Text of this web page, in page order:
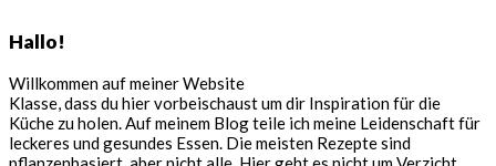
Hallo!
Willkommen auf meiner Website
Klasse, dass du hier vorbeischaust um dir Inspiration für die
Küche zu holen. Auf meinem Blog teile ich meine Leidenschaft für
leckeres und gesundes Essen. Die meisten Rezepte sind